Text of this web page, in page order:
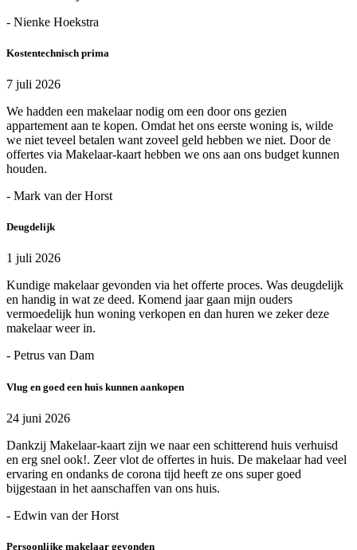
- Nienke Hoekstra
Kostentechnisch prima
7 juli 2026
We hadden een makelaar nodig om een door ons gezien
appartement aan te kopen. Omdat het ons eerste woning is, wilde
we niet teveel betalen want zoveel geld hebben we niet. Door de
offertes via Makelaar-kaart hebben we ons aan ons budget kunnen
houden.
- Mark van der Horst
Deugdelijk
1 juli 2026
Kundige makelaar gevonden via het offerte proces. Was deugdelijk
en handig in wat ze deed. Komend jaar gaan mijn ouders
vermoedelijk hun woning verkopen en dan huren we zeker deze
makelaar weer in.
- Petrus van Dam
Vlug en goed een huis kunnen aankopen
24 juni 2026
Dankzij Makelaar-kaart zijn we naar een schitterend huis verhuisd
en erg snel ook!. Zeer vlot de offertes in huis. De makelaar had veel
ervaring en ondanks de corona tijd heeft ze ons super goed
bijgestaan in het aanschaffen van ons huis.
- Edwin van der Horst
Persoonlijke makelaar gevonden